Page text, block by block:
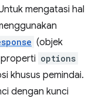
mengatasi hal
(objek
options
khusus pemindai.
dengan kunci